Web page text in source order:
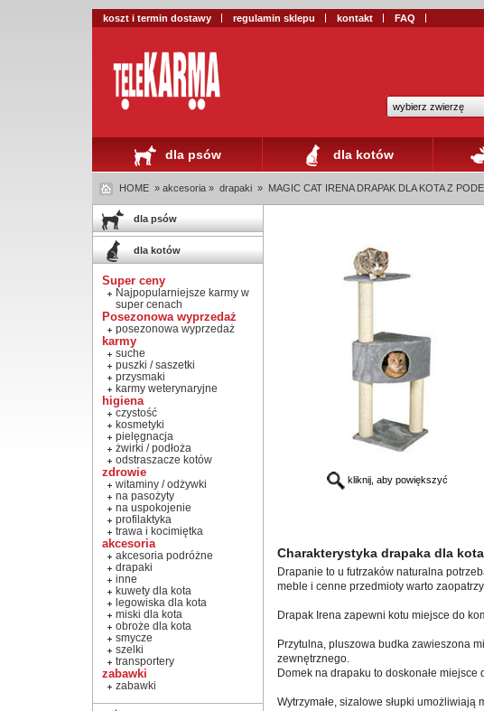
koszt i termin dostawy regulamin sklepu kontakt FAQ
wybierz zwierzę
dla psów dla kotów
HOME » akcesoria » drapaki » MAGIC CAT IRENA DRAPAK DLA KOTA Z
dla psów
dla kotów
Super ceny
Najpopularniejsze karmy w
super cenach
Posezonowa wyprzedaż
posezonowa wyprzedaż
karmy
suche
puszki / saszetki
przysmaki
karmy weterynaryjne
higiena
czystość
kosmetyki
pielęgnacja
żwirki / podłoża
odstraszacze kotów
zdrowie
witaminy / odżywki
na pasożyty
na uspokojenie
profilaktyka
trawa i kocimiętka
akcesoria
akcesoria podróżne
drapaki
inne
kuwety dla kota
legowiska dla kota
miski dla kota
obroże dla kota
smycze
szelki
transportery
zabawki
zabawki
kliknij, aby powiększyć
Charakterystyka drapaka dla
Drapanie to u futrzaków naturalna
meble i cenne przedmioty warto
Drapak Irena zapewni kotu miejsce do
Przytulna, pluszowa budka zawieszona
zewnętrznego.
Domek na drapaku to doskonałe
Wytrzymałe, sizalowe słupki